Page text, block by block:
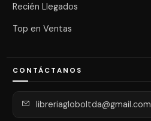
Recién Llegados
Top en Ventas
CONTÁCTANOS
libreriagloboltda@gmail.com